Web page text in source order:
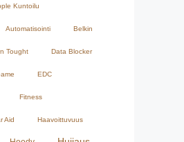
Kuntoilu
Automatisointi Belkin
Tought Data Blocker
EDC
Fitness
Aid Haavoittuvuus